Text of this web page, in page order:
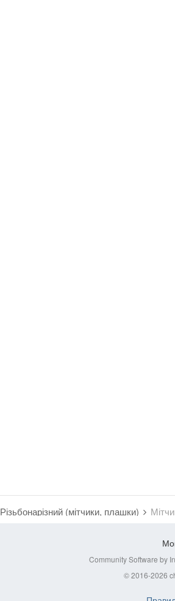
Різьбонарізний (мітчики, плашки)
Community Software by
© 2016-2026